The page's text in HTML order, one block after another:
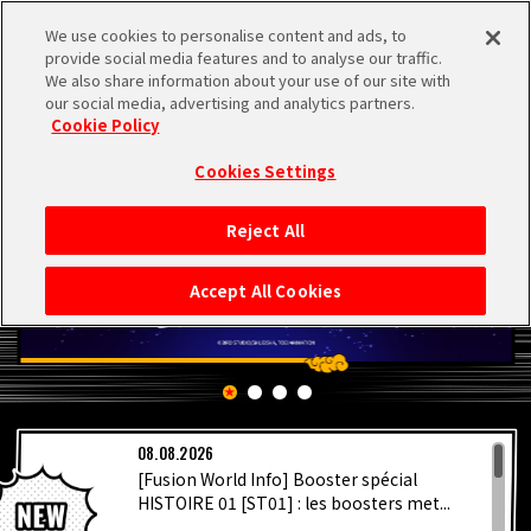
MEN
ACCUEIL
NEWS
À NE PAS MANQUER
VIDÉOS
08.08.2026
[Fusion World Info] Booster spécial
HISTOIRE 01 [ST01] : les boosters met...
We use cookies to personalise content and ads, to
provide social media features and to analyse our traffic.
We also share information about your use of our site with
our social media, advertising and analytics partners.
Cookie Policy
Cookies Settings
Reject All
Accept All Cookies